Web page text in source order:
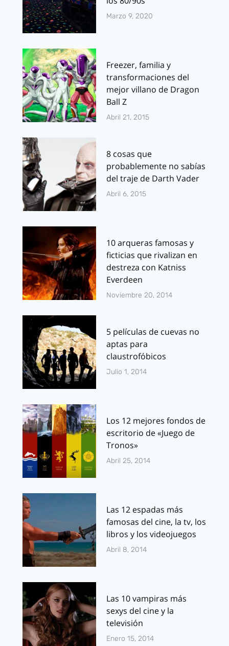
Marzo 9, 2020
Freezer, familia y
transformaciones del
mejor villano de Dragon
Ball Z
Abril 21, 2015
8 cosas que
probablemente no sabías
del traje de Darth Vader
Abril 6, 2015
10 arqueras famosas y
ficticias que rivalizan en
destreza con Katniss
Everdeen
Noviembre 20, 2014
5 películas de cuevas no
aptas para
claustrofóbicos
Julio 1, 2014
Los 12 mejores fondos de
escritorio de «Juego de
Tronos»
Abril 25, 2014
Las 12 espadas más
famosas del cine, la tv, los
libros y los videojuegos
Abril 8, 2014
Las 10 vampiras más
sexys del cine y la
televisión
Enero 15, 2014